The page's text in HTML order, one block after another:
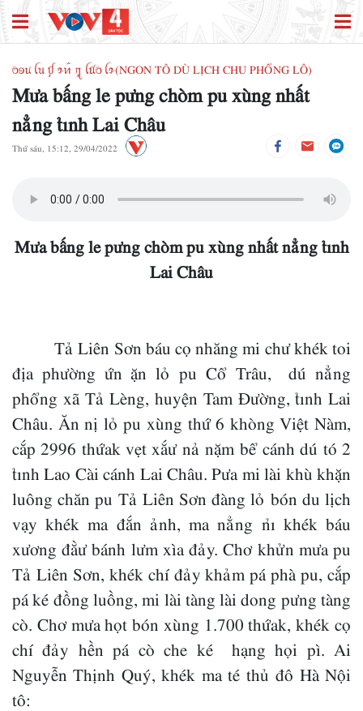
ꪉꪮꪙ ꪶꪕ ꪤꪴ ꪩꪀꪲ ꪋꪴ ꪶꪠꪉ ꪶꪩ(NGON TÔ DÙ LỊCH CHU PHỔNG LÔ)
Mưa bấng le pưng chòm pu xùng nhất
nẳng tỉnh Lai Châu
Thứ sáu, 15:12, 29/04/2022
Mưa bấng le pưng chòm pu xùng nhất nẳng tỉnh
Lai Châu
Tả Liên Sơn báu cọ nhăng mi chư khék toi
địa phường ứn ặn lỏ pu Cổ Trâu, dú nẳng
phổng xã Tả Lèng, huyện Tam Đường, tỉnh Lai
Châu. Ăn nị lỏ pu xùng thứ 6 khòng Việt Nàm,
cắp 2996 thứak vẹt xắư nả nặm bể cánh dú tó 2
tỉnh Lao Cài cánh Lai Châu. Pưa mi lài khù khặn
luông chăn pu Tả Liên Sơn đàng lỏ bón du lịch
vạy khék ma đắn ảnh, ma nẳng nỉ khék báu
xương đằư bánh lưm xìa đảy. Chơ khửn mưa pu
Tả Liên Sơn, khék chí đảy khảm pá phà pu, cắp
pá ké đồng luồng, mi lài tàng lài dong pưng tàng
cò. Chơ mưa họt bón xùng 1.700 thứak, khék cọ
chí đảy hền pá cò che ké hạng họi pì. Ai
Nguyễn Thịnh Quý, khék ma té thủ đô Hà Nội
tô: